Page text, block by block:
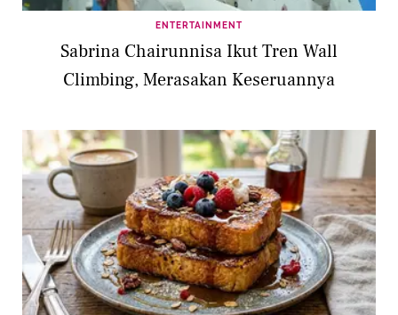
ENTERTAINMENT
Sabrina Chairunnisa Ikut Tren Wall
Climbing, Merasakan Keseruannya